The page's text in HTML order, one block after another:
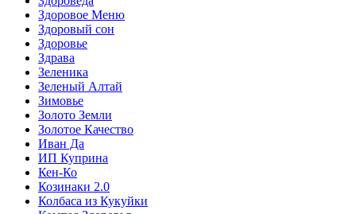
Здоровое Меню
Здоровый сон
Здоровье
Здрава
Зеленика
Зеленый Алтай
Зимовье
Золото Земли
Золотое Качество
Иван Да
ИП Куприна
Кен-Ко
Козинаки 2.0
Колбаса из Кукуйки